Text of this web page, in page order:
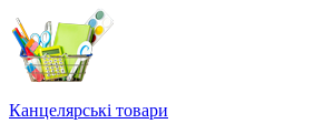
Канцелярські товари